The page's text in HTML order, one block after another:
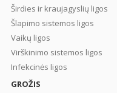
Širdies ir kraujagyslių ligos
Šlapimo sistemos ligos
Vaikų ligos
Virškinimo sistemos ligos
Infekcinės ligos
GROŽIS